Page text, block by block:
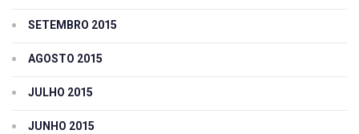
SETEMBRO 2015
AGOSTO 2015
JULHO 2015
JUNHO 2015